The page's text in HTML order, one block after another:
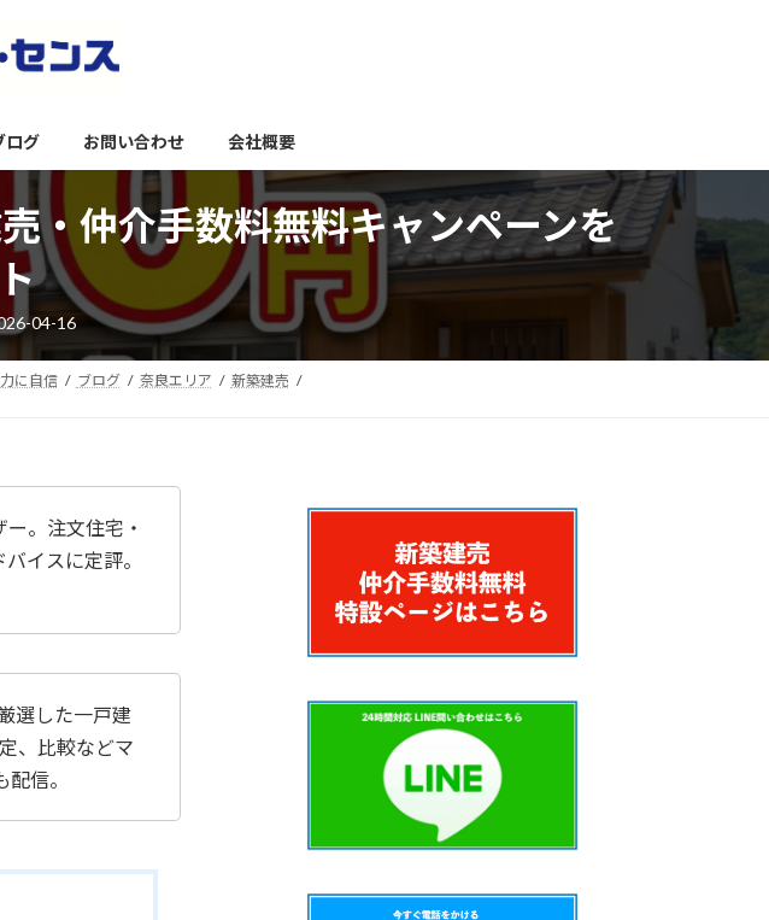
ログ お問い合わせ 会社概要
・仲介手数料無料キャンペーンを
04-16
に自信 ブログ 奈良エリア
新築建売
。注文住宅・
イスに定評。
選した一戸建
、比較などマ
信。